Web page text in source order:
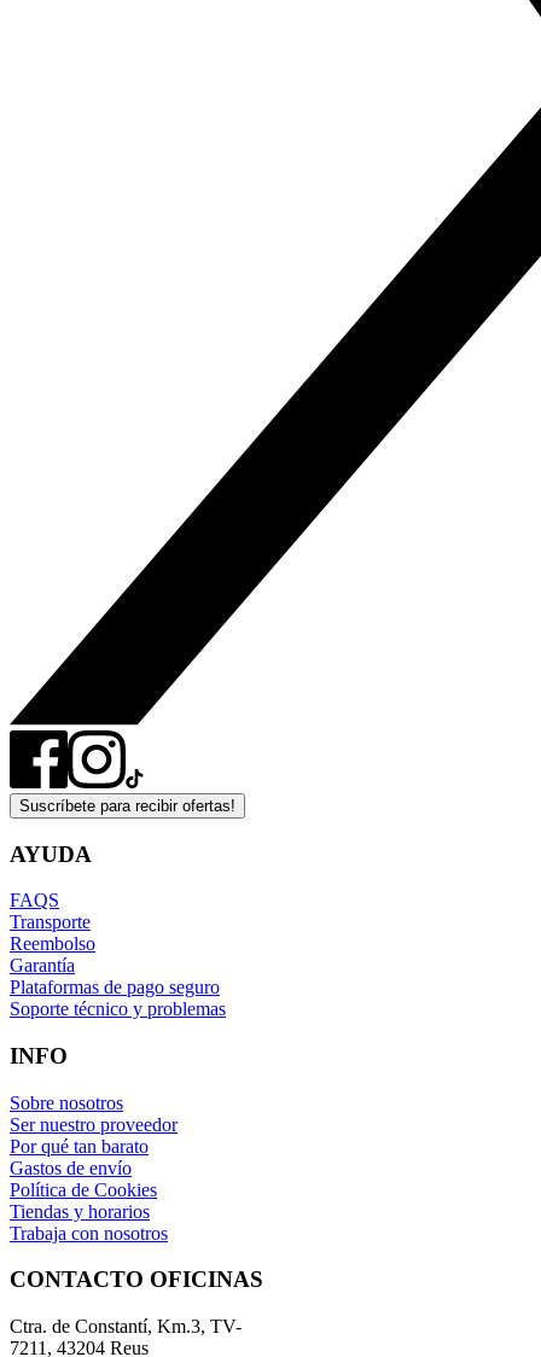
Suscríbete para recibir ofertas!
AYUDA
FAQS
Transporte
Reembolso
Garantía
Plataformas de pago seguro
Soporte técnico y problemas
INFO
Sobre nosotros
Ser nuestro proveedor
Por qué tan barato
Gastos de envío
Política de Cookies
Tiendas y horarios
Trabaja con nosotros
CONTACTO OFICINAS
Ctra. de Constantí, Km.3, TV-
7211, 43204 Reus